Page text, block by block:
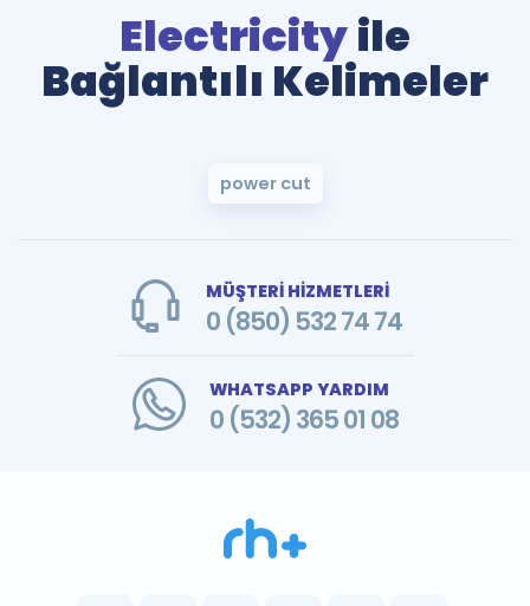
Electricityile
Bağlantılı Kelimeler
power cut
MÜŞTERİ HİZMETLERİ
0 (850) 532 74 74
WHATSAPP YARDIM
0 (532) 365 01 08